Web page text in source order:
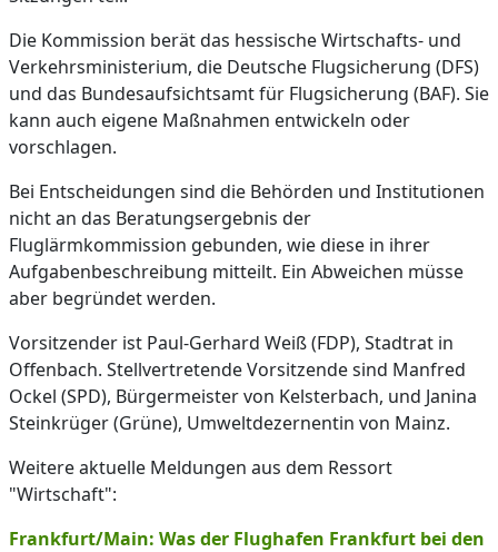
Die Kommission berät das hessische Wirtschafts- und
Verkehrsministerium, die Deutsche Flugsicherung (DFS)
und das Bundesaufsichtsamt für Flugsicherung (BAF). Sie
kann auch eigene Maßnahmen entwickeln oder
vorschlagen.
Bei Entscheidungen sind die Behörden und Institutionen
nicht an das Beratungsergebnis der
Fluglärmkommission gebunden, wie diese in ihrer
Aufgabenbeschreibung mitteilt. Ein Abweichen müsse
aber begründet werden.
Vorsitzender ist Paul-Gerhard Weiß (FDP), Stadtrat in
Offenbach. Stellvertretende Vorsitzende sind Manfred
Ockel (SPD), Bürgermeister von Kelsterbach, und Janina
Steinkrüger (Grüne), Umweltdezernentin von Mainz.
Weitere aktuelle Meldungen aus dem Ressort
"Wirtschaft":
Frankfurt/Main: Was der Flughafen Frankfurt bei den